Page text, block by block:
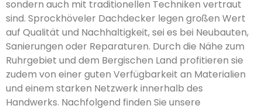
sondern auch mit traditionellen Techniken vertraut
sind. Sprockhöveler Dachdecker legen großen Wert
auf Qualität und Nachhaltigkeit, sei es bei Neubauten,
Sanierungen oder Reparaturen. Durch die Nähe zum
Ruhrgebiet und dem Bergischen Land profitieren sie
zudem von einer guten Verfügbarkeit an Materialien
und einem starken Netzwerk innerhalb des
Handwerks. Nachfolgend finden Sie unsere